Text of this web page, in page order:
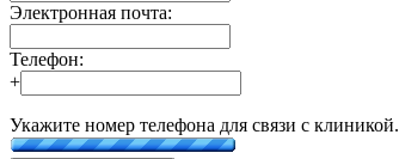
Электронная почта:
Телефон:
+
Укажите номер телефона для связи с клиникой.